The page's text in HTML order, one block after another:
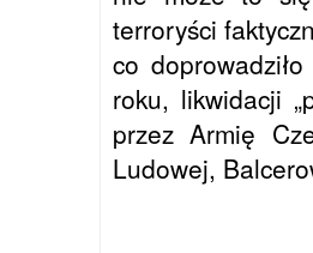
terroryści
co
roku, likwidacji
przez Armię
Ludowej,